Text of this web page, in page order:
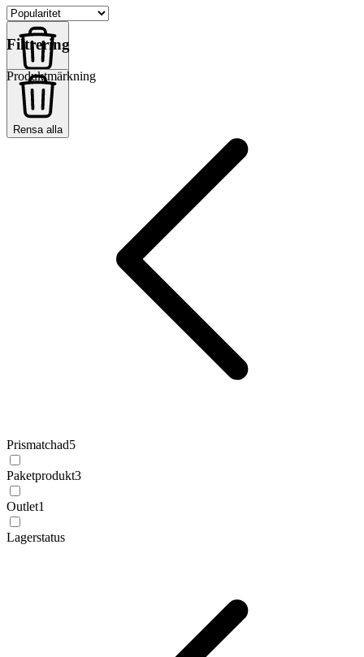
Rensa alla
Filtrering
Rensa alla
Produktmärkning
Prismatchad5
Paketprodukt3
Outlet1
Lagerstatus